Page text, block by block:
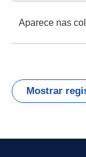
Aparece nas
Mostrar